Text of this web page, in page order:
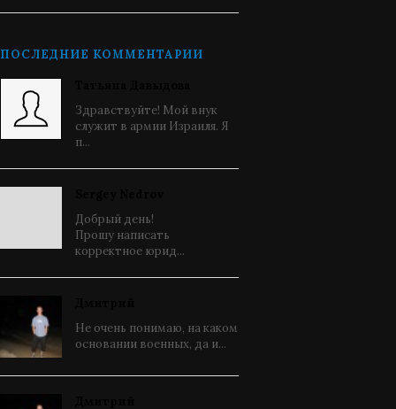
ПОСЛЕДНИЕ КОММЕНТАРИИ
Здравствуйте! Мой внук
служит в армии Израиля. Я
п...
Добрый день!
Прошу написать
корректное юрид...
Не очень понимаю, на каком
основании военных, да и...